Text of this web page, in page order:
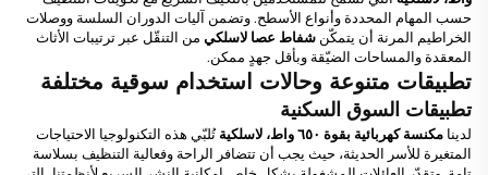
حسب المهام المحددة وأنواع الأسطح. وتضمن آليات الدوران السلسة ووصلات
الخراطيم المرنة أن يتمكّن شفاط عصا لاسلكي من التنقّل عبر ترتيبات الأثاث
المعقدة والمساحات الضيّقة وبأقل جهدٍ ممكن.
تطبيقات متنوعة وحالات استخدام سوقية مختلفة
تطبيقات السوق السكنية
لدينا مكنسة كهربائية بقوة ٦٥٠ واط، لاسلكية
تُلبّي هذه التكنولوجيا الاحتياجات
المتغيرة للأسر الحديثة، حيث يجب أن تتضافر الراحة وفعالية التنظيف بسلاسة